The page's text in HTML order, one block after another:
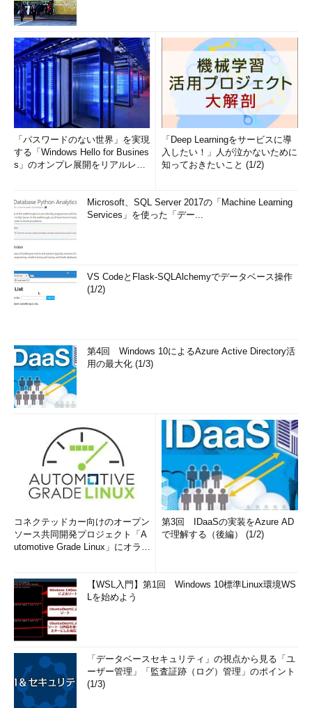
「パスワードのない世界」を実現
する「Windows Hello for Busines
s」のオンプレ展開をリアルレポ
「Deep Learningをサービスに導
入したい！」人が泣かないために
知っておきたいこと (1/2)
Microsoft、SQL Server 2017の「Machine Learning
Services」を使った「デー...
VS CodeとFlask-SQLAlchemyでデータベース操作
(1/2)
第4回 Windows 10によるAzure Active Directory活
用の最大化 (1/3)
コネクテッドカー向けのオープン
ソース共同開発プロジェクト「A
utomotive Grade Linux」にオラク
第3回 IDaaSの実装をAzure AD
で理解する（後編） (1/2)
【WSL入門】第1回 Windows 10標準Linux環境WS
Lを始めよう
「データベースセキュリティ」の視点から見る「ユ
ーザー管理」「監査証跡（ログ）管理」のポイント
(1/3)